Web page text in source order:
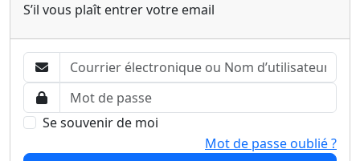
S’il vous plaît entrer votre email
Se souvenir de moi
Mot de passe oublié ?